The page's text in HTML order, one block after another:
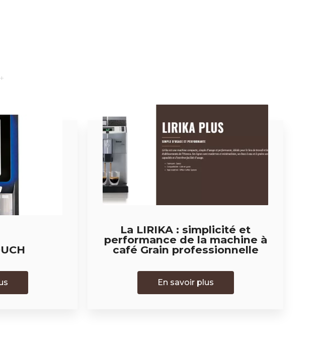
La LIRIKA : simplicité et
performance de la machine à
café Grain professionnelle
En savoir plus